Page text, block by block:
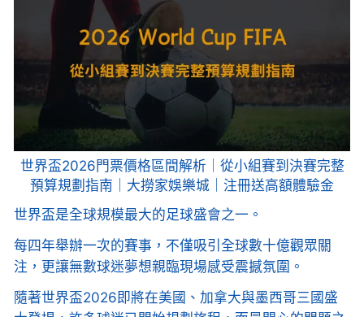
世界盃2026門票價格區間解析｜從小組賽到決賽完整
預算規劃指南｜大撈家娛樂城｜注冊送高額體驗金
世界盃是全球規模最大的足球盛會之一。
每四年舉辦一次的賽事，不僅吸引全球數十億觀眾關
注，更讓無數球迷夢想親臨現場感受震撼氛圍。
隨著世界盃2026即將在美國、加拿大與墨西哥三國盛